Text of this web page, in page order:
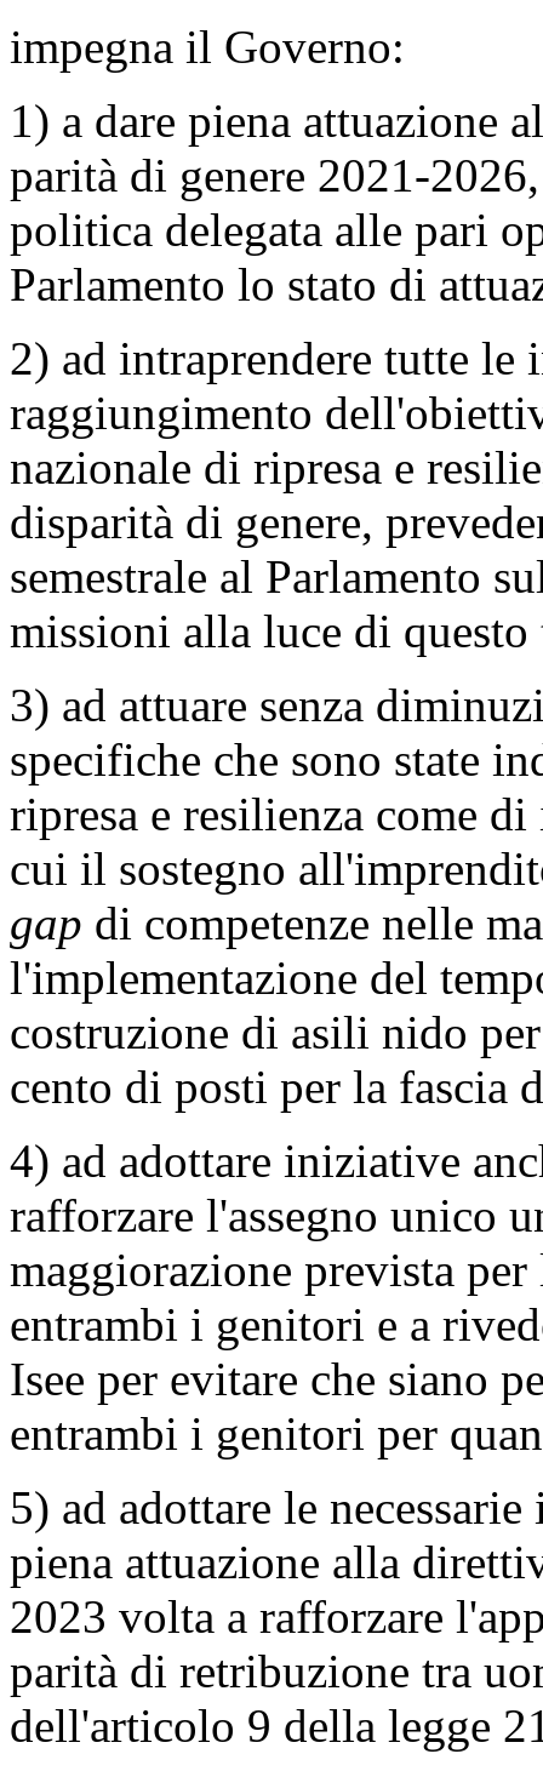
impegna il Governo:
1) a dare piena attuazione
parità di genere 2021-
politica delegata alle pari
Parlamento lo stato di
2) ad intraprendere tutte
raggiungimento
nazionale di ripresa e
disparità di genere,
semestrale al Parlamento
missioni alla luce di questo
3) ad attuare senza
specifiche che sono state
ripresa e resilienza come
cui il sostegno
gap di competenze nelle
l'implementazione del
costruzione di asili nido
cento di posti per la fascia
4) ad adottare iniziative
rafforzare l'assegno unico
maggiorazione prevista
entrambi i genitori e a
Isee per evitare che siano
entrambi i genitori per
5) ad adottare le
piena attuazione alla
2023 volta a rafforzare
parità di retribuzione tra
dell'articolo 9 della legge